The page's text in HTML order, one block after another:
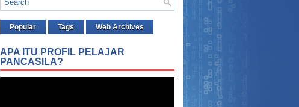
Popular Tags Web Archives
APA ITU PROFIL PELAJAR
PANCASILA?